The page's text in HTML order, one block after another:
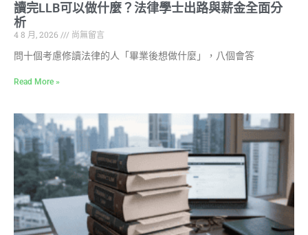
讀完LLB可以做什麼？法律學士出路與薪金全面分
析
4 8 月, 2026
尚無留言
問十個考慮修讀法律的人「畢業後想做什麼」，八個會答
Read More »